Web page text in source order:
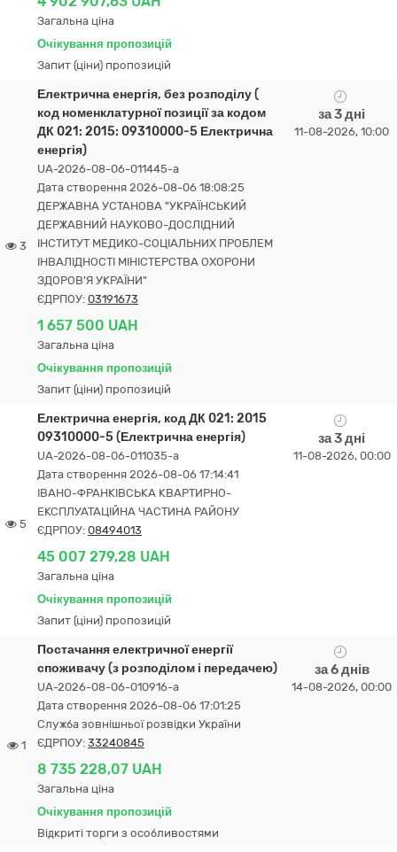
Загальна ціна
Очікування пропозицій
Запит (ціни) пропозицій
3
Електрична енергія, без розподілу (
код номенклатурної позиції за кодом
ДК 021: 2015: 09310000-5 Електрична
енергія)
UA-2026-08-06-011445-a
Дата створення 2026-08-06 18:08:25
ДЕРЖАВНА УСТАНОВА "УКРАЇНСЬКИЙ
ДЕРЖАВНИЙ НАУКОВО-ДОСЛІДНИЙ
ІНСТИТУТ МЕДИКО-СОЦІАЛЬНИХ ПРОБЛЕМ
ІНВАЛІДНОСТІ МІНІСТЕРСТВА ОХОРОНИ
ЗДОРОВ'Я УКРАЇНИ"
ЄДРПОУ: 03191673
1 657 500 UAH
Загальна ціна
Очікування пропозицій
Запит (ціни) пропозицій
за 3 дні
11-08-2026, 10:00
5
Електрична енергія, код ДК 021: 2015
09310000-5 (Електрична енергія)
UA-2026-08-06-011035-a
Дата створення 2026-08-06 17:14:41
ІВАНО-ФРАНКІВСЬКА КВАРТИРНО-
ЕКСПЛУАТАЦІЙНА ЧАСТИНА РАЙОНУ
ЄДРПОУ: 08494013
45 007 279,28 UAH
Загальна ціна
Очікування пропозицій
Запит (ціни) пропозицій
за 3 дні
11-08-2026, 00:00
1
Постачання електричної енергії
споживачу (з розподілом і передачею)
UA-2026-08-06-010916-a
Дата створення 2026-08-06 17:01:25
Служба зовнішньої розвідки України
ЄДРПОУ: 33240845
8 735 228,07 UAH
Загальна ціна
Очікування пропозицій
Відкриті торги з особливостями
за 6 днів
14-08-2026, 00:00